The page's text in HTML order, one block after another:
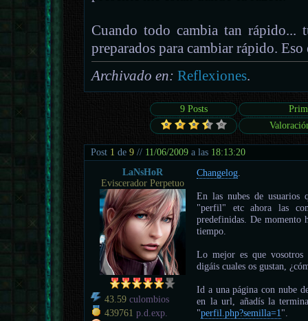
Cuando todo cambia tan rápido...
preparados para cambiar rápido. Eso
Archivado en: Reflexiones.
9 Posts
Post 1 de9 // 11/06/2009 a las 18:13:20
LaNsHoR
Eviscerador Perpetuo
43.59 culombios
439761 p.d.exp.
Changelog.
En las nubes de usuarios
"perfil" etc ahora las
predefinidas. De momento
tiempo.
Lo mejor es que vosotros
digáis cuales os gustan,
Id a una página con nube
en la url, añadís la
"perfil.php?semilla=1".